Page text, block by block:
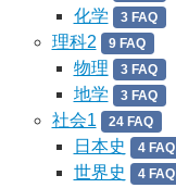
化学 3 FAQ
理科2 9 FAQ
物理 3 FAQ
地学 3 FAQ
社会1 24 FAQ
日本史 4 FAQ
世界史 4 FAQ